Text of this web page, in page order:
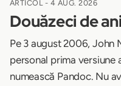
ARTICOL - 4 AUG. 2026
Douăzeci de
Pe 3 august 2006, John
personal prima versiune
numească Pandoc. Nu